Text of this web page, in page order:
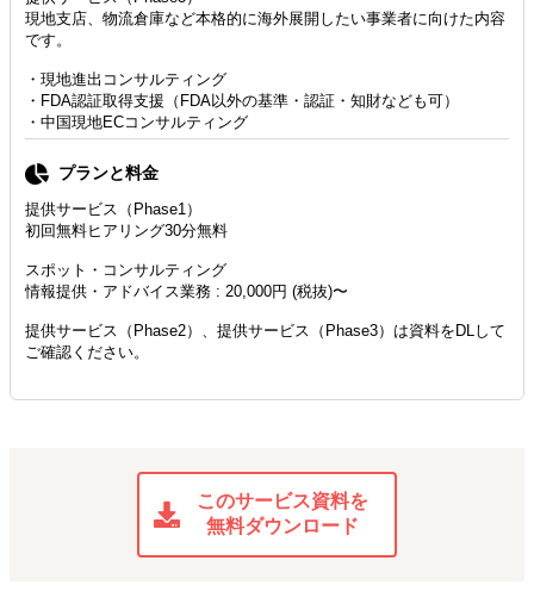
現地⽀店、物流倉庫など本格的に海外展開したい事業者に向けた内容
です。
・現地進出コンサルティング
・FDA認証取得⽀援（FDA以外の基準・認証・知財なども可）
・中国現地ECコンサルティング
プランと料金
提供サービス（Phase1）
初回無料ヒアリング30分無料
スポット・コンサルティング
情報提供・アドバイス業務 : 20,000円 (税抜)〜
提供サービス（Phase2）、提供サービス（Phase3）は資料をDLして
ご確認ください。
このサービス資料を
無料ダウンロード